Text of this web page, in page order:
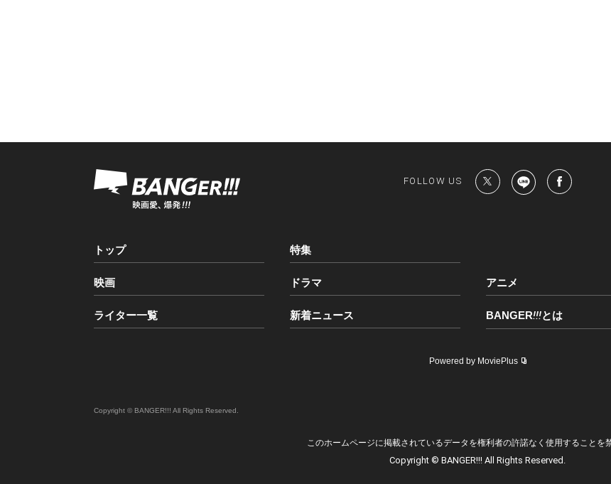
FOLLOW US
トップ 特集
映画 ドラマ アニメ
ライター一覧 新着ニュース BANGER!!!とは
Powered by MoviePlus
Copyright © BANGER!!! All Rights Reserved.
このホームページに掲載されているデータを権利者の許諾なく使用することを
Copyright © BANGER!!! All Rights Reserved.